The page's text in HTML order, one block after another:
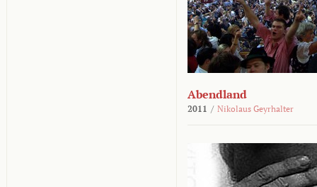
Abendland
2011 / Nikolaus Geyrhalter